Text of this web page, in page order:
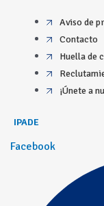
Aviso de
Contacto
Huella de
¡Únete a
IPADE
Facebook